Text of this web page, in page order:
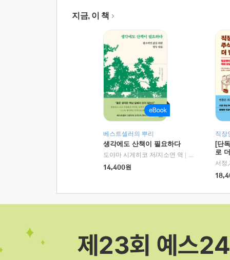
지금, 이 책
베스트셀러의 뿌리
생각에도 산책이 필요하다
도야마 시게히코 저/지소연 역
알에이치코리
14,400원
직장
[단
로